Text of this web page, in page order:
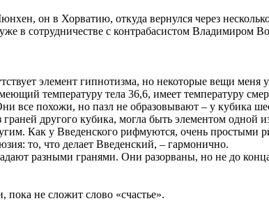
он в Хорватию, откуда вернулся через
в сотрудничестве с контрабасистом Владимиром
элемент гипнотизма, но некоторые вещи меня
температуру тела 36,6, имеет температуру
все похожи, но пазл не образовывают – у кубика
другого кубика, могла быть элементом одной
Как у Введенского рифмуются, очень простыми
то, что делает Введенский, – гармонично.
разными гранями. Они разорваны, но не до
не сложит слово «счастье».